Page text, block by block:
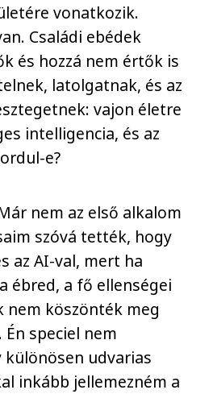
vonatkozik.
Családi ebédek
és hozzá nem értők is
latolgatnak, és az
vajon életre
intelligencia, és az
e?
nem az első alkalom
szóvá tették, hogy
az AI-val, mert ha
ébred, a fő ellenségei
nem köszönték meg
speciel nem
udvarias
inkább jellemezném a